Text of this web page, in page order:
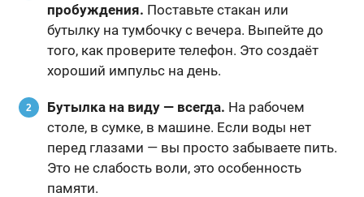
пробуждения. Поставьте стакан или
бутылку на тумбочку с вечера. Выпейте до
того, как проверите телефон. Это создаёт
хороший импульс на день.
Бутылка на виду — всегда. На рабочем
столе, в сумке, в машине. Если воды нет
перед глазами — вы просто забываете пить.
Это не слабость воли, это особенность
памяти.